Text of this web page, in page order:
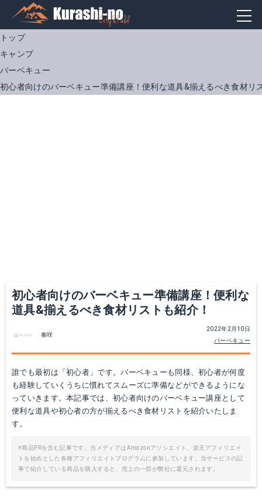
トップ
キャンプ
バーベキュー
初心者向けのバーベキュー準備講座！便利な道具&揃えるべき食材リ
初心者向けのバーベキュー準備講座！便利な
道具&揃えるべき食材リストも紹介！
2022年2月10日
バーベキュー
奏咲
誰でも最初は「初心者」です。バーベキューも同様、初心者が何度
も経験していくうちに慣れてスムーズに準備などができるようにな
っていきます。本記事では、初心者向けのバーベキュー講座として
便利な道具や初心者の方が揃えるべき食材リストを紹介いたしま
す。
※商品PRを含む記事です。当メディアはAmazonアソシエイト、楽天アフィリエイ
トを始めとした各種アフィリエイトプログラムに参加しています。当サービスの記
事で紹介している商品を購入すると、売上の一部が弊社に還元されます。